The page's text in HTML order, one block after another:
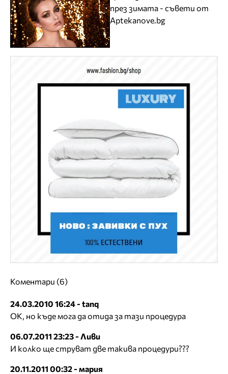
през зимата - съвети от
Aptekanove.bg
Коментари (6)
24.03.2010 16:24 - tanq
ОК, но къде мога да отида за тази процедура
06.07.2011 23:23 - Ливи
И колко ще струват две такива процедури???
20.11.2011 00:32 - мария